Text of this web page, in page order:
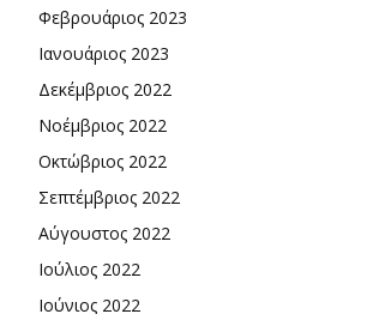
Φεβρουάριος 2023
Ιανουάριος 2023
Δεκέμβριος 2022
Νοέμβριος 2022
Οκτώβριος 2022
Σεπτέμβριος 2022
Αύγουστος 2022
Ιούλιος 2022
Ιούνιος 2022